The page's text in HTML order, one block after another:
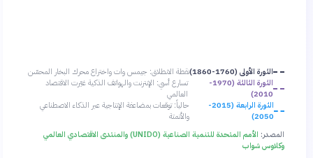
الثورة الأولى (1760-1860)
نقطة الانطلاق: جيمس وات واختراع محرك البخار المحسّن
الثورة الثالثة (1970-
2010)
تسارع أسي: الإنترنت والهواتف الذكية غيّرت الاقتصاد
العالمي
الثورة الرابعة (2015-
2050)
حالياً: توقعات بمضاعفة الإنتاجية عبر الذكاء الاصطناعي
والأتمتة
المصدر:
الأمم المتحدة للتنمية الصناعية (UNIDO) والمنتدى الاقتصادي العالمي
وكلاوس شواب